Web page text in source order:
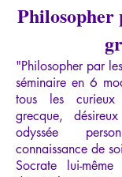
Philosopher
"Philosopher par
séminaire en 6
tous les
grecque,
odyssée
connaissance de
Socrate lui-